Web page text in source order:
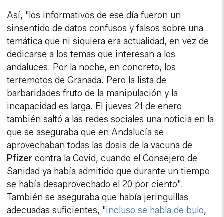
Así, "los informativos de ese día fueron un
sinsentido de datos confusos y falsos sobre una
temática que ni siquiera era actualidad, en vez de
dedicarse a los temas que interesan a los
andaluces. Por la noche, en concreto, los
terremotos de Granada. Pero la lista de
barbaridades fruto de la manipulación y la
incapacidad es larga. El jueves 21 de enero
también saltó a las redes sociales una noticia en la
que se aseguraba que en Andalucía se
aprovechaban todas las dosis de la vacuna de
Pfizercontra la Covid, cuando el Consejero de
Sanidad ya había admitido que durante un tiempo
se había desaprovechado el 20 por ciento".
También se aseguraba que había jeringuillas
adecuadas suficientes, "incluso se habla de bulo,